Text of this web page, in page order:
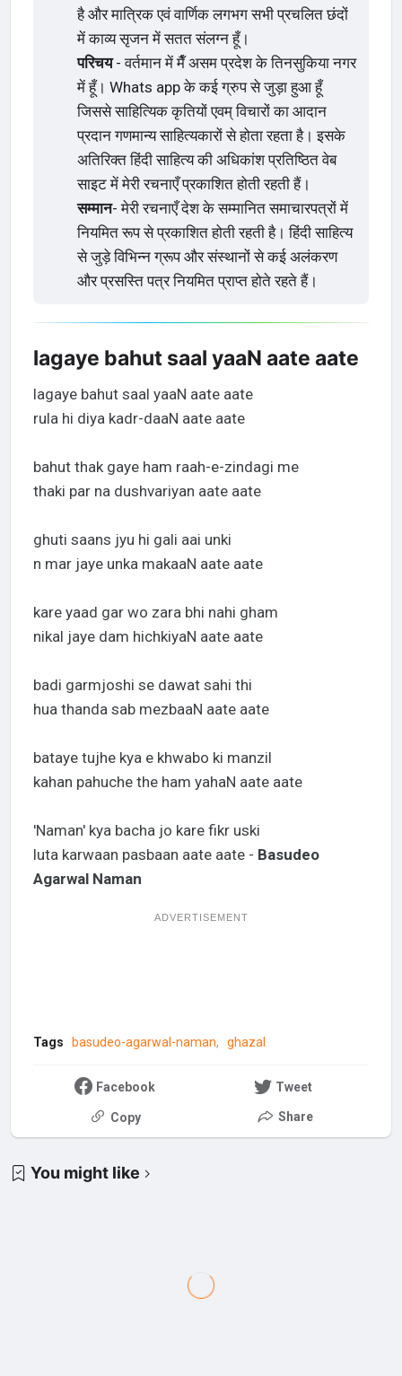
है और मात्रिक एवं वार्णिक लगभग सभी प्रचलित छंदों
में काव्य सृजन में सतत संलग्न हूँ।
परिचय- वर्तमान में मैँ असम प्रदेश के तिनसुकिया नगर
में हूँ। Whats app के कई ग्रुप से जुड़ा हुआ हूँ
जिससे साहित्यिक कृतियों एवम् विचारों का आदान
प्रदान गणमान्य साहित्यकारों से होता रहता है। इसके
अतिरिक्त हिंदी साहित्य की अधिकांश प्रतिष्ठित वेब
साइट में मेरी रचनाएँ प्रकाशित होती रहती हैं।
सम्मान- मेरी रचनाएँ देश के सम्मानित समाचारपत्रों में
नियमित रूप से प्रकाशित होती रहती है। हिंदी साहित्य
से जुड़े विभिन्न ग्रूप और संस्थानों से कई अलंकरण
और प्रसस्ति पत्र नियमित प्राप्त होते रहते हैं।
lagaye bahut saal yaaN aate aate
lagaye bahut saal yaaN aate aate
rula hi diya kadr-daaN aate aate
bahut thak gaye ham raah-e-zindagi me
thaki par na dushvariyan aate aate
ghuti saans jyu hi gali aai unki
n mar jaye unka makaaN aate aate
kare yaad gar wo zara bhi nahi gham
nikal jaye dam hichkiyaN aate aate
badi garmjoshi se dawat sahi thi
hua thanda sab mezbaaN aate aate
bataye tujhe kya e khwabo ki manzil
kahan pahuche the ham yahaN aate aate
'Naman' kya bacha jo kare fikr uski
luta karwaan pasbaan aate aate - Basudeo
Agarwal Naman
ADVERTISEMENT
Tags basudeo-agarwal-naman ghazal
Facebook Tweet
Copy Share
You might like